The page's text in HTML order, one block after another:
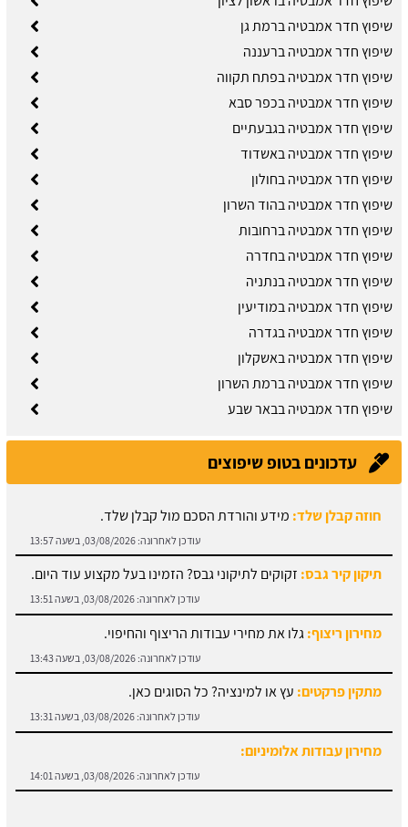
שיפוץ חדר אמבטיה ברמת גן
שיפוץ חדר אמבטיה ברעננה
שיפוץ חדר אמבטיה בפתח תקווה
שיפוץ חדר אמבטיה בכפר סבא
שיפוץ חדר אמבטיה בגבעתיים
שיפוץ חדר אמבטיה באשדוד
שיפוץ חדר אמבטיה בחולון
שיפוץ חדר אמבטיה בהוד השרון
שיפוץ חדר אמבטיה ברחובות
שיפוץ חדר אמבטיה בחדרה
שיפוץ חדר אמבטיה בנתניה
שיפוץ חדר אמבטיה במודיעין
שיפוץ חדר אמבטיה בגדרה
שיפוץ חדר אמבטיה באשקלון
שיפוץ חדר אמבטיה ברמת השרון
שיפוץ חדר אמבטיה בבאר שבע
עדכונים בטופ שיפוצים
חוזה קבלן שלד:מידע והורדת הסכם מול קבלן שלד.
עודכן לאחרונה:03/08/2026, בשעה 13:51
עודכן לאחרונה:03/08/2026, בשעה 13:43
עודכן לאחרונה:03/08/2026, בשעה 13:31
עודכן לאחרונה:03/08/2026, בשעה 14:01